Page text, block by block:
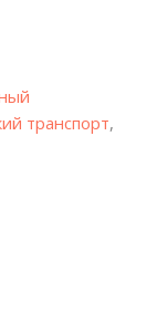
транспорт,